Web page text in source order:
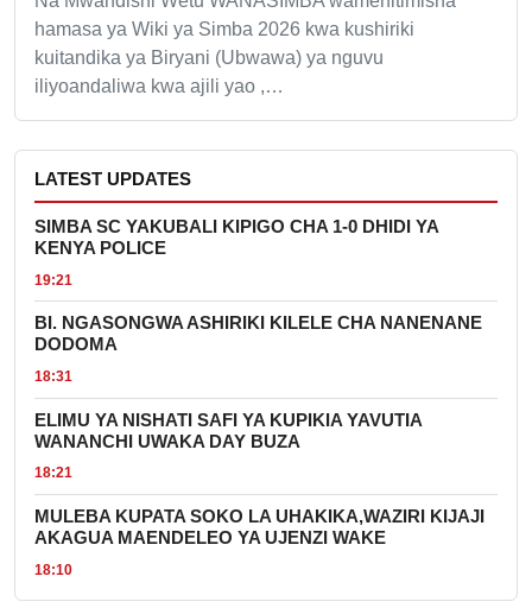
hamasa ya Wiki ya Simba 2026 kwa kushiriki
kuitandika ya Biryani (Ubwawa) ya nguvu
iliyoandaliwa kwa ajili yao ,…
LATEST UPDATES
SIMBA SC YAKUBALI KIPIGO CHA 1-0 DHIDI YA
KENYA POLICE
19:21
BI. NGASONGWA ASHIRIKI KILELE CHA NANENANE
DODOMA
18:31
ELIMU YA NISHATI SAFI YA KUPIKIA YAVUTIA
WANANCHI UWAKA DAY BUZA
18:21
MULEBA KUPATA SOKO LA UHAKIKA,WAZIRI KIJAJI
AKAGUA MAENDELEO YA UJENZI WAKE
18:10